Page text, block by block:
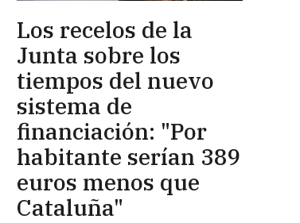
Los recelos de la
Junta sobre los
tiempos del nuevo
sistema de
financiación: "Por
habitante serían 389
euros menos que
Cataluña"